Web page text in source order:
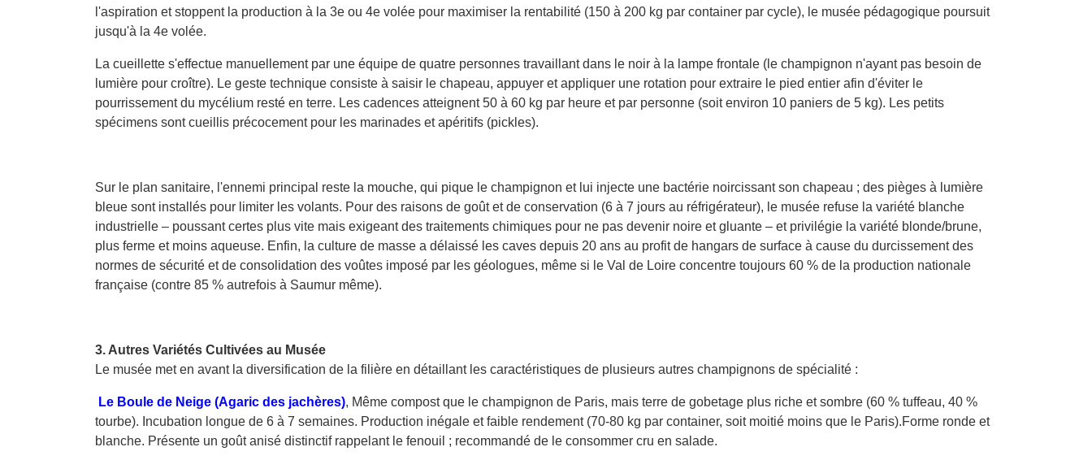
l'aspiration et stoppent la production à la 3e ou 4e volée pour maximiser la rentabilité (150 à 200 kg par container par cycle), le musée pédagogique poursuit
jusqu'à la 4e volée.
La cueillette s'effectue manuellement par une équipe de quatre personnes travaillant dans le noir à la lampe frontale (le champignon n'ayant pas besoin de
lumière pour croître). Le geste technique consiste à saisir le chapeau, appuyer et appliquer une rotation pour extraire le pied entier afin d'éviter le
pourrissement du mycélium resté en terre. Les cadences atteignent 50 à 60 kg par heure et par personne (soit environ 10 paniers de 5 kg). Les petits
spécimens sont cueillis précocement pour les marinades et apéritifs (pickles).
Sur le plan sanitaire, l'ennemi principal reste la mouche, qui pique le champignon et lui injecte une bactérie noircissant son chapeau ; des pièges à lumière
bleue sont installés pour limiter les volants. Pour des raisons de goût et de conservation (6 à 7 jours au réfrigérateur), le musée refuse la variété blanche
industrielle – poussant certes plus vite mais exigeant des traitements chimiques pour ne pas devenir noire et gluante – et privilégie la variété blonde/brune,
plus ferme et moins aqueuse. Enfin, la culture de masse a délaissé les caves depuis 20 ans au profit de hangars de surface à cause du durcissement des
normes de sécurité et de consolidation des voûtes imposé par les géologues, même si le Val de Loire concentre toujours 60 % de la production nationale
française (contre 85 % autrefois à Saumur même).
3. Autres Variétés Cultivées au Musée
Le musée met en avant la diversification de la filière en détaillant les caractéristiques de plusieurs autres champignons de spécialité :
Le Boule de Neige (Agaric des jachères), Même compost que le champignon de Paris, mais terre de gobetage plus riche et sombre (60 % tuffeau, 40 %
tourbe). Incubation longue de 6 à 7 semaines. Production inégale et faible rendement (70-80 kg par container, soit moitié moins que le Paris).Forme ronde et
blanche. Présente un goût anisé distinctif rappelant le fenouil ; recommandé de le consommer cru en salade.